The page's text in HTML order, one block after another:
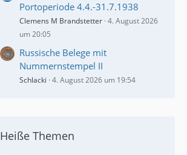
Portoperiode 4.4.-31.7.1938
Clemens M Brandstetter 4. August 2026
um 20:05
Russische Belege mit
Nummernstempel II
Schlacki 4. August 2026 um 19:54
Heiße Themen